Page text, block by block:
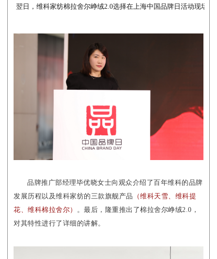
翌日，维科家纺棉拉舍尔峥绒2.0选择在上海中国品牌日活动现场进
品牌推广部经理毕优晓女士向观众介绍了百年维科的品牌
发展历程以及维科家纺的三款旗舰产品 （维科天雪、维科提
花、维科棉拉舍尔）
。最后，隆重推出了棉拉舍尔峥绒2.0，
对其特性进行了详细的讲解。